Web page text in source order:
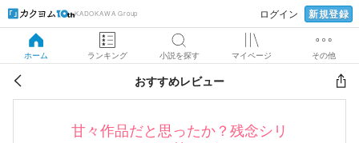
KADOKAWA Group ログイン 新規登録
ホーム ランキング 小説を探す マイページ その他
おすすめレビュー
甘々作品だと思ったか？残念シリ